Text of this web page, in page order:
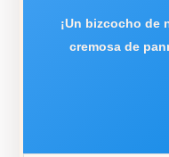
¡Un bizcocho de
cremosa de